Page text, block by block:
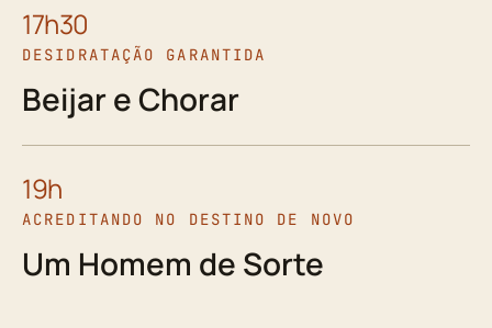
17h30
DESIDRATAÇÃO GARANTIDA
Beijar e Chorar
19h
ACREDITANDO NO DESTINO DE NOVO
Um Homem de Sorte